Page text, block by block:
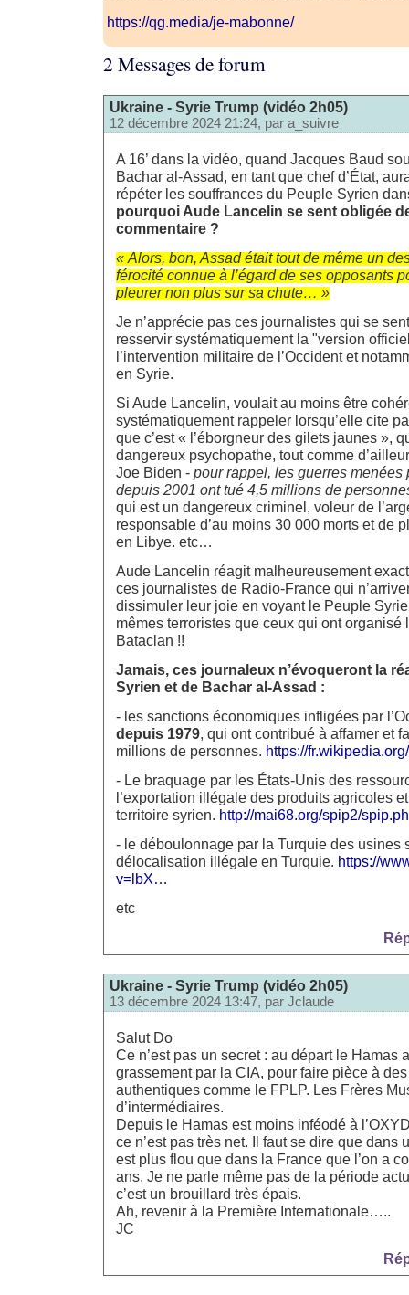
https://qg.media/je-mabonne/
2 Messages de forum
Ukraine - Syrie Trump (vidéo 2h05)
12 décembre 2024 21:24, par a_suivre
A 16’ dans la vidéo, quand Jacques Baud
Bachar al-Assad, en tant que chef d’État,
répéter les souffrances du Peuple Syrien
pourquoi Aude Lancelin se sent obligée
commentaire ?
« Alors, bon, Assad était tout de même un
férocité connue à l’égard de ses opposants
pleurer non plus sur sa chute… »
Je n’apprécie pas ces journalistes qui se
resservir systématiquement la "version
l’intervention militaire de l’Occident et
en Syrie.
Si Aude Lancelin, voulait au moins être
systématiquement rappeler lorsqu’elle cite
que c’est « l’éborgneur des gilets jaunes »,
dangereux psychopathe, tout comme
Joe Biden - pour rappel, les guerres menées
depuis 2001 ont tué 4,5 millions de
qui est un dangereux criminel, voleur de
responsable d’au moins 30 000 morts et de
en Libye. etc…
Aude Lancelin réagit malheureusement
ces journalistes de Radio-France qui
dissimuler leur joie en voyant le Peuple
mêmes terroristes que ceux qui ont organisé
Bataclan !!
Jamais, ces journaleux n’évoqueront la
Syrien et de Bachar al-Assad :
- les sanctions économiques infligées par
depuis 1979, qui ont contribué à affamer et
millions de personnes. https://
- Le braquage par les États-Unis des
l’exportation illégale des produits agricoles
territoire syrien. http://mai68.org/spip2/
- le déboulonnage par la Turquie des usines
délocalisation illégale en Turquie. https://
v=lbX…
etc
Ukraine - Syrie Trump (vidéo 2h05)
13 décembre 2024 13:47, par Jclaude
Salut Do
Ce n’est pas un secret : au départ le Hamas
grassement par la CIA, pour faire pièce à
authentiques comme le FPLP. Les Frères
d’intermédiaires.
Depuis le Hamas est moins inféodé à
ce n’est pas très net. Il faut se dire que dans
est plus flou que dans la France que l’on a
ans. Je ne parle même pas de la période
c’est un brouillard très épais.
Ah, revenir à la Première Internationale…..
JC